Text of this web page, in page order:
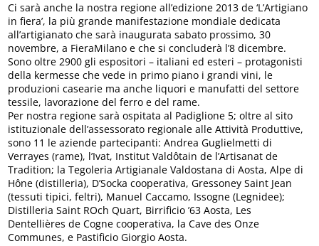
Ci sarà anche la nostra regione all’edizione 2013 de ‘L’Artigiano
in fiera’, la più grande manifestazione mondiale dedicata
all’artigianato che sarà inaugurata sabato prossimo, 30
novembre, a FieraMilano e che si concluderà l’8 dicembre.
Sono oltre 2900 gli espositori – italiani ed esteri – protagonisti
della kermesse che vede in primo piano i grandi vini, le
produzioni casearie ma anche liquori e manufatti del settore
tessile, lavorazione del ferro e del rame.
Per nostra regione sarà ospitata al Padiglione 5; oltre al sito
istituzionale dell’assessorato regionale alle Attività Produttive,
sono 11 le aziende partecipanti: Andrea Guglielmetti di
Verrayes (rame), l’Ivat, Institut Valdôtain de l’Artisanat de
Tradition; la Tegoleria Artigianale Valdostana di Aosta, Alpe di
Hône (distilleria), D’Socka cooperativa, Gressoney Saint Jean
(tessuti tipici, feltri), Manuel Caccamo, Issogne (Legnidee);
Distilleria Saint ROch Quart, Birrificio ’63 Aosta, Les
Dentellières de Cogne cooperativa, la Cave des Onze
Communes, e Pastificio Giorgio Aosta.